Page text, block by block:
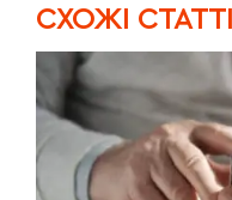
CХОЖІ СТАТТІ